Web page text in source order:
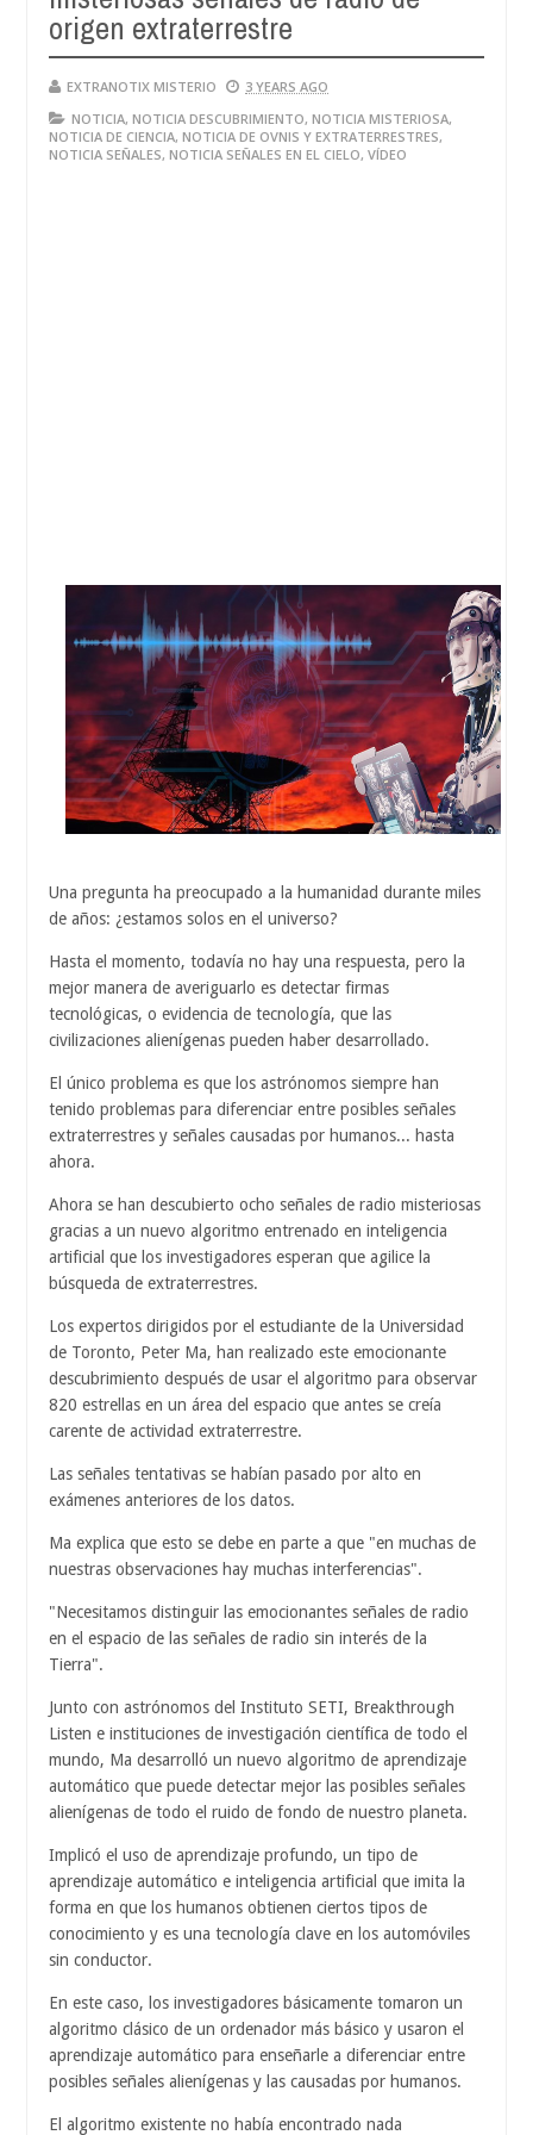
origen extraterrestre
EXTRANOTIX MISTERIO
3 YEARS AGO
NOTICIA, NOTICIA DESCUBRIMIENTO, NOTICIA MISTERIOSA,
NOTICIA DE CIENCIA, NOTICIA DE OVNIS Y EXTRATERRESTRES,
NOTICIA SEÑALES, NOTICIA SEÑALES EN EL CIELO, VÍDEO
Una pregunta ha preocupado a la humanidad durante miles
de años: ¿estamos solos en el universo?
Hasta el momento, todavía no hay una respuesta, pero la
mejor manera de averiguarlo es detectar firmas
tecnológicas, o evidencia de tecnología, que las
civilizaciones alienígenas pueden haber desarrollado.
El único problema es que los astrónomos siempre han
tenido problemas para diferenciar entre posibles señales
extraterrestres y señales causadas por humanos... hasta
ahora.
Ahora se han descubierto ocho señales de radio misteriosas
gracias a un nuevo algoritmo entrenado en inteligencia
artificial que los investigadores esperan que agilice la
búsqueda de extraterrestres.
Los expertos dirigidos por el estudiante de la Universidad
de Toronto, Peter Ma, han realizado este emocionante
descubrimiento después de usar el algoritmo para observar
820 estrellas en un área del espacio que antes se creía
carente de actividad extraterrestre.
Las señales tentativas se habían pasado por alto en
exámenes anteriores de los datos.
Ma explica que esto se debe en parte a que "en muchas de
nuestras observaciones hay muchas interferencias".
"Necesitamos distinguir las emocionantes señales de radio
en el espacio de las señales de radio sin interés de la
Tierra".
Junto con astrónomos del Instituto SETI, Breakthrough
Listen e instituciones de investigación científica de todo el
mundo, Ma desarrolló un nuevo algoritmo de aprendizaje
automático que puede detectar mejor las posibles señales
alienígenas de todo el ruido de fondo de nuestro planeta.
Implicó el uso de aprendizaje profundo, un tipo de
aprendizaje automático e inteligencia artificial que imita la
forma en que los humanos obtienen ciertos tipos de
conocimiento y es una tecnología clave en los automóviles
sin conductor.
En este caso, los investigadores básicamente tomaron un
algoritmo clásico de un ordenador más básico y usaron el
aprendizaje automático para enseñarle a diferenciar entre
posibles señales alienígenas y las causadas por humanos.
El algoritmo existente no había encontrado nada